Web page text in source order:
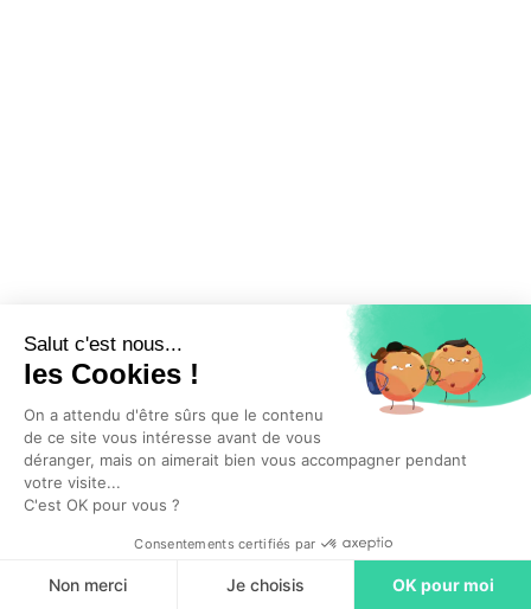
Salut c'est nous...
les Cookies !
On a attendu d'être sûrs que le contenu
de ce site vous intéresse avant de vous
déranger, mais on aimerait bien vous accompagner pendant
votre visite...
C'est OK pour vous ?
Consentements certifiés par
Non merci Je choisis OK pour moi
En cliquant sur “Commencer”, j'accepte que l'entreprise Hublo SAS conserve
mes données personnelles pendant une durée de 2 ans afin d'être
recontacté(e) pour de nouvelles opportunités. Par ailleurs, vous acceptez nos
conditions générales d'utilisation